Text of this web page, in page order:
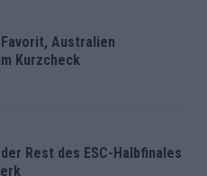
Australien
Kurzcheck
Rest des ESC-Halbfinales